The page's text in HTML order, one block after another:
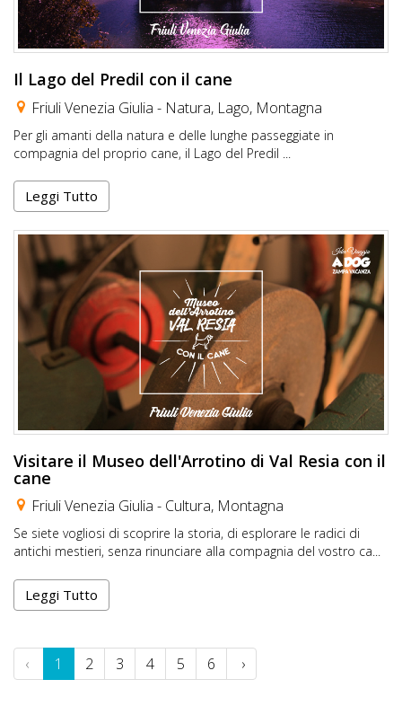
Il Lago del Predil con il cane
Friuli Venezia Giulia - Natura, Lago, Montagna
Per gli amanti della natura e delle lunghe passeggiate in
compagnia del proprio cane, il Lago del Predil ...
Leggi Tutto
Visitare il Museo dell'Arrotino di Val Resia con il
cane
Friuli Venezia Giulia - Cultura, Montagna
Se siete vogliosi di scoprire la storia, di esplorare le radici di
antichi mestieri, senza rinunciare alla compagnia del vostro ca...
Leggi Tutto
‹ 1 2 3 4 5 6 ›